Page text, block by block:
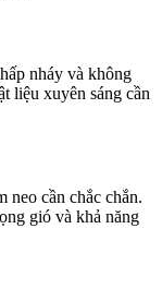
nháy và không
liệu xuyên sáng cần
cần chắc chắn.
gió và khả năng